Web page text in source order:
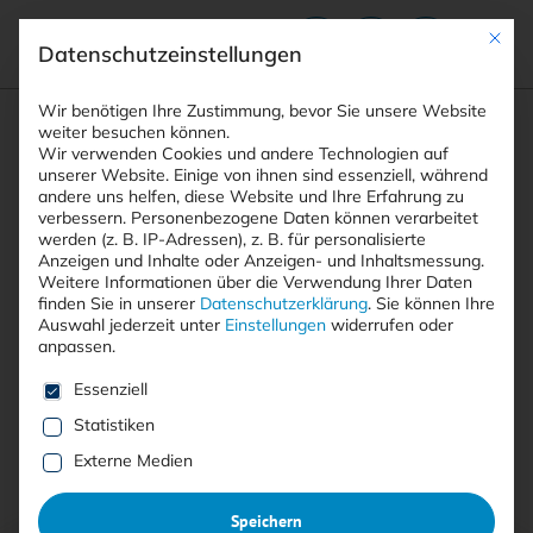
Suchfeld
Suchen
Breadcrumb-Navigation
STARTSEITE AUTOREN CAROLIN WAGNER
Alle Beiträge von Carolin
Wagner
Mit
Datenschutzeinstellungen
Wir benötigen Ihre Zustimmung, bevor Sie unsere Website
weiter besuchen können.
Wir verwenden Cookies und andere Technologien auf
unserer Website. Einige von ihnen sind essenziell, während
andere uns helfen, diese Website und Ihre Erfahrung zu
verbessern. Personenbezogene Daten können verarbeitet
werden (z. B. IP-Adressen), z. B. für personalisierte
Anzeigen und Inhalte oder Anzeigen- und Inhaltsmessung.
Weitere Informationen über die Verwendung Ihrer Daten
finden Sie in unserer Datenschutzerklärung. Sie können Ihre
Auswahl jederzeit unter Einstellungen widerrufen oder
anpassen.
Es folgt eine Liste der Service-Gruppen, für die eine
Essenziell
Statistiken
Externe Medien
Speichern